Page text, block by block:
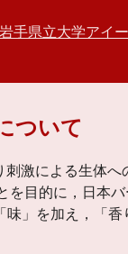
県立大学アイー
ついて
激による生体へ
目的に，日本
」を加え，「